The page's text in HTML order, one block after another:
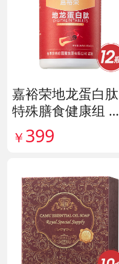
嘉裕荣地龙蛋白肽
特殊膳食健康组 货
号141244
￥ 399